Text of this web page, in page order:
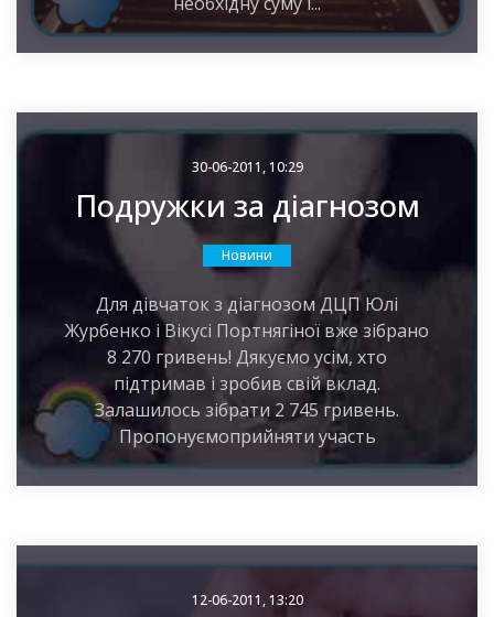
30-06-2011, 10:29
Подружки за діагнозом
Новини
Для дівчаток з діагнозом ДЦП Юлі
Журбенко і Вікусі Портнягіної вже зібрано
8 270 гривень! Дякуємо усім, хто
підтримав і зробив свій вклад.
Залашилось зібрати 2 745 гривень.
Пропонуємоприйняти участь
12-06-2011, 13:20